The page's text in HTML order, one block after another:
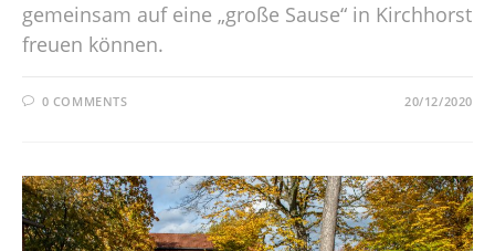
gemeinsam auf eine „große Sause“ in Kirchhorst
freuen können.
0 COMMENTS 20/12/2020